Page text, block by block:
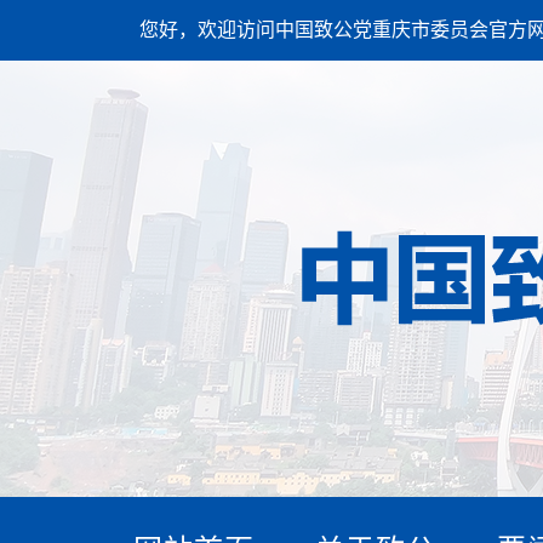
您好，欢迎访问中国致公党重庆市委员会官方